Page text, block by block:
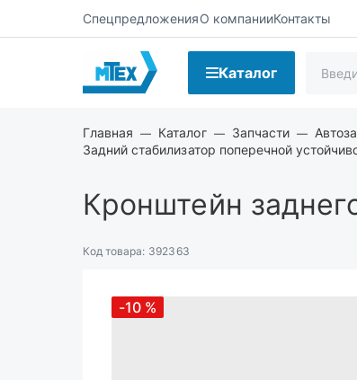
СпецпредложенияО компанииКонтакты
Каталог
Главная Каталог Запчасти
Задний стабилизатор поперечной
Кронштейн
Код товара: 392363
-10 %